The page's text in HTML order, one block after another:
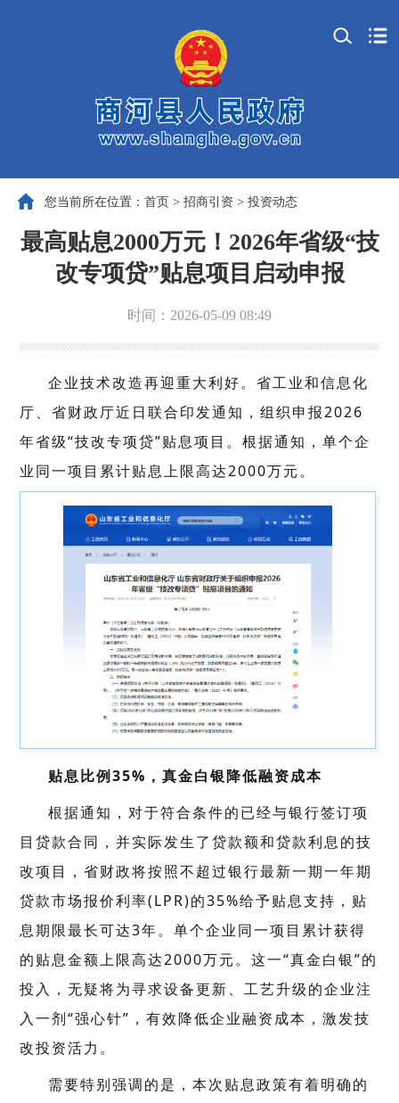
您当前所在位置： 首页 > 招商引资 > 投资动态
最高贴息2000万元！2026年省级“技
改专项贷”贴息项目启动申报
时间：2026-05-09 08:49
企业技术改造再迎重大利好。省工业和信息化
厅、省财政厅近日联合印发通知，组织申报2026
年省级“技改专项贷”贴息项目。根据通知，单个企
业同一项目累计贴息上限高达2000万元。
贴息比例35%，真金白银降低融资成本
根据通知，对于符合条件的已经与银行签订项
目贷款合同，并实际发生了贷款额和贷款利息的技
改项目，省财政将按照不超过银行最新一期一年期
贷款市场报价利率(LPR)的35%给予贴息支持，贴
息期限最长可达3年。单个企业同一项目累计获得
的贴息金额上限高达2000万元。这一“真金白银”的
投入，无疑将为寻求设备更新、工艺升级的企业注
入一剂“强心针”，有效降低企业融资成本，激发技
改投资活力。
需要特别强调的是，本次贴息政策有着明确的